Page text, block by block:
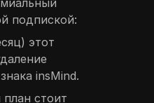
подпиской:
этот
insMind.
стоит